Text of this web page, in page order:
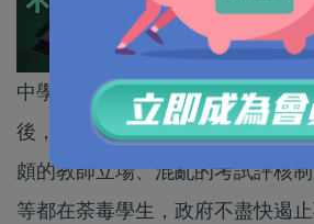
中學通識科備受高度爭議多年。
後，社會普遍對該科高度不信任
頗的教師立場、混亂的考試評核
等都在荼毒學生，政府不盡快遏